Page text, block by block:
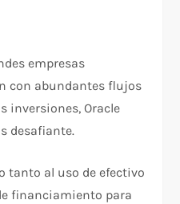
empresas
con abundantes flujos
inversiones, Oracle
desafiante.
tanto al uso de efectivo
financiamiento para